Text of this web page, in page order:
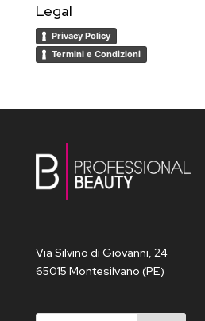
Legal
Privacy Policy
Termini e Condizioni
Via Silvino di Giovanni, 24
65015 Montesilvano (PE)